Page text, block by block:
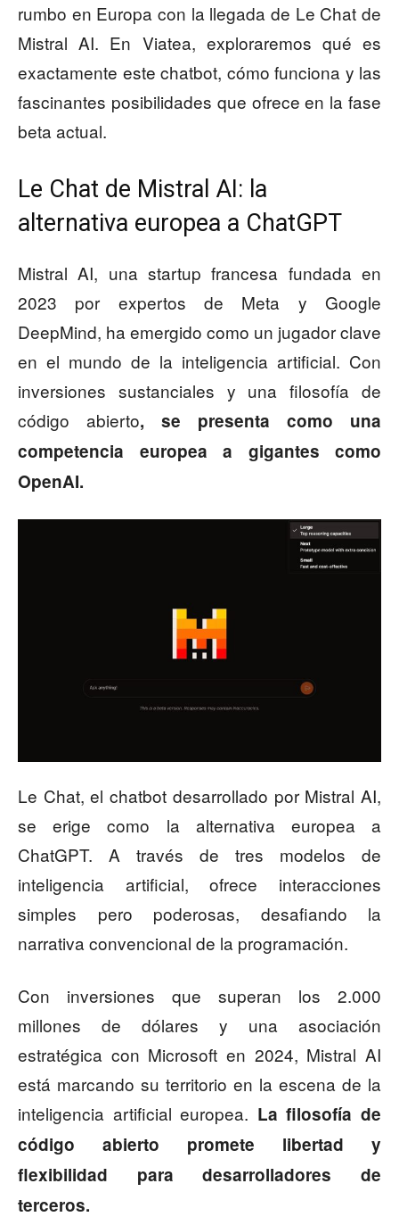
rumbo en Europa con la llegada de Le Chat de
Mistral AI. En Viatea, exploraremos qué es
exactamente este chatbot, cómo funciona y las
fascinantes posibilidades que ofrece en la fase
beta actual.
Le Chat de Mistral AI: la
alternativa europea a ChatGPT
Mistral AI, una startup francesa fundada en
2023 por expertos de Meta y Google
DeepMind, ha emergido como un jugador clave
en el mundo de la inteligencia artificial. Con
inversiones sustanciales y una filosofía de
código abierto, se presenta como una
competencia europea a gigantes como
OpenAI.
Le Chat, el chatbot desarrollado por Mistral AI,
se erige como la alternativa europea a
ChatGPT. A través de tres modelos de
inteligencia artificial, ofrece interacciones
simples pero poderosas, desafiando la
narrativa convencional de la programación.
Con inversiones que superan los 2.000
millones de dólares y una asociación
estratégica con Microsoft en 2024, Mistral AI
está marcando su territorio en la escena de la
inteligencia artificial europea. La filosofía de
código abierto promete libertad y
flexibilidad para desarrolladores de
terceros.